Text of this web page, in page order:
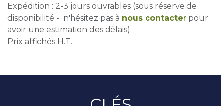
Expédition : 2-3 jours ouvrables (sous réserve de
disponibilité - n'hésitez pas à nous contacter pour
avoir une estimation des délais)
Prix affichés H.T.